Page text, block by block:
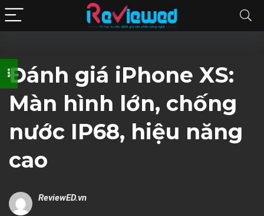
Đánh giá iPhone XS:
Màn hình lớn, chống
nước IP68, hiệu năng
cao
ReviewED.vn